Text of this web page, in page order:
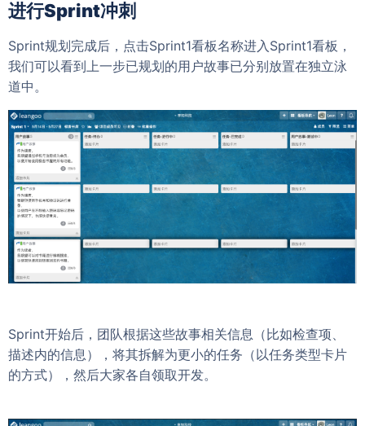
进行Sprint冲刺
Sprint规划完成后，点击Sprint1看板名称进入Sprint1看板，
我们可以看到上一步已规划的用户故事已分别放置在独立泳
道中。
Sprint开始后，团队根据这些故事相关信息（比如检查项、
描述内的信息），将其拆解为更小的任务（以任务类型卡片
的方式），然后大家各自领取开发。